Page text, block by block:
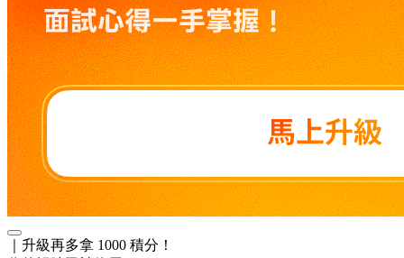
｜升級再多拿 1000 積分！